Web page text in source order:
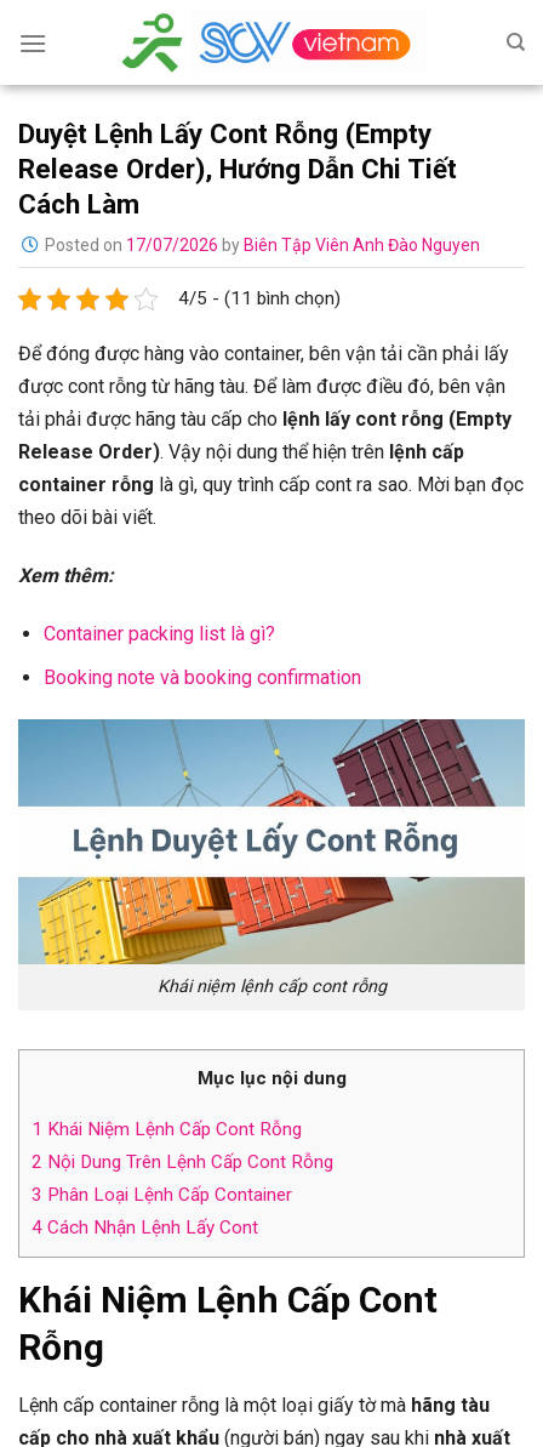
content
Duyệt Lệnh Lấy Cont Rỗng (Empty
Release Order), Hướng Dẫn Chi Tiết
Cách Làm
Posted on 17/07/2026 by Biên Tập Viên Anh Đào Nguyen
4/5 - (11 bình chọn)
Để đóng được hàng vào container, bên vận tải cần phải lấy
được cont rỗng từ hãng tàu. Để làm được điều đó, bên vận
tải phải được hãng tàu cấp cho lệnh lấy cont rỗng (Empty
Release Order). Vậy nội dung thể hiện trên lệnh cấp
container rỗng là gì, quy trình cấp cont ra sao. Mời bạn đọc
theo dõi bài viết.
Xem thêm:
Container packing list là gì?
Booking note và booking confirmation
Khái niệm lệnh cấp cont rỗng
Mục lục nội dung
1 Khái Niệm Lệnh Cấp Cont Rỗng
2 Nội Dung Trên Lệnh Cấp Cont Rỗng
3 Phân Loại Lệnh Cấp Container
4 Cách Nhận Lệnh Lấy Cont
Khái Niệm Lệnh Cấp Cont
Rỗng
Lệnh cấp container rỗng là một loại giấy tờ mà hãng tàu
cấp cho nhà xuất khẩu (người bán) ngay sau khi nhà xuất